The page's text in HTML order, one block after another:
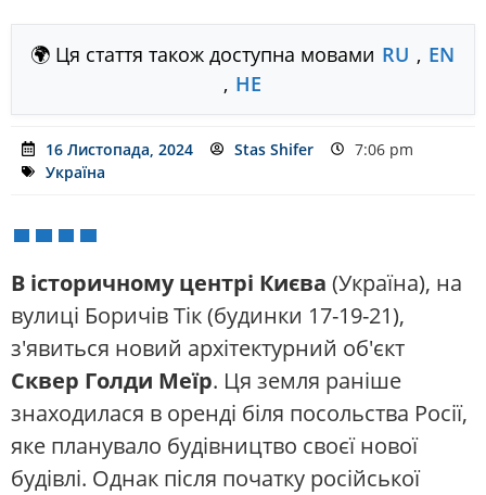
🌍 Ця стаття також доступна мовами RU , EN
, HE
16 Листопада, 2024 Stas Shifer
7:06 pm
Україна
В історичному центрі Києва (Україна), на
вулиці Боричів Тік (будинки 17-19-21),
з'явиться новий архітектурний об'єкт
Сквер Голди Меїр. Ця земля раніше
знаходилася в оренді біля посольства Росії,
яке планувало будівництво своєї нової
будівлі. Однак після початку російської